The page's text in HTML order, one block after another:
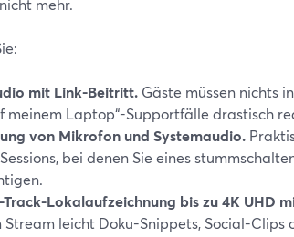
mit Link-Beitritt. Gäste müssen nichts
meinem Laptop“-Supportfälle drastisch
von Mikrofon und Systemaudio.
bei denen Sie eines
Lokalaufzeichnung bis zu 4K UHD
Stream leicht Doku-Snippets, Social-Clips